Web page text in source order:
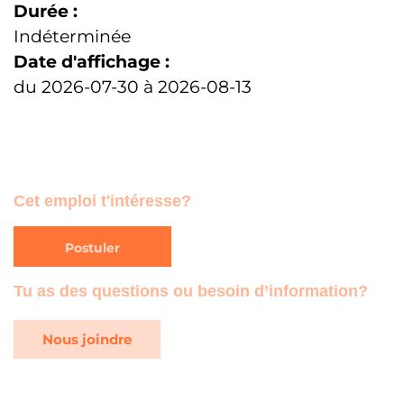
Durée :
Indéterminée
Date d'affichage :
du 2026-07-30 à 2026-08-13
Cet emploi t'intéresse?
Postuler
Tu as des questions ou besoin d’information?
Nous joindre